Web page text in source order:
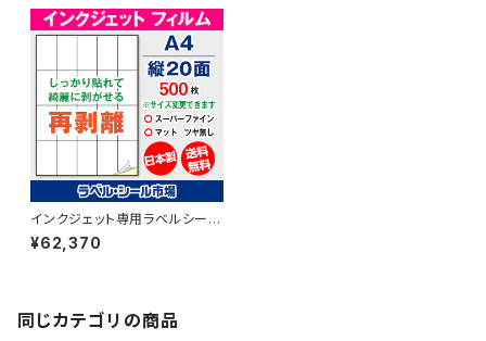
インクジェット専用ラベルシール
フィルム再剥離 A4-縦20面 50
0枚 スーパーファイン T5Y4iDr
¥62,370
同じカテゴリの商品